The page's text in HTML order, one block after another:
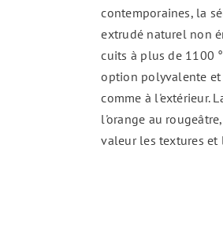
contemporaines, la
extrudé naturel non
cuits à plus de 1100
option polyvalente
comme à l'extérieur.
l'orange au
valeur les textures et